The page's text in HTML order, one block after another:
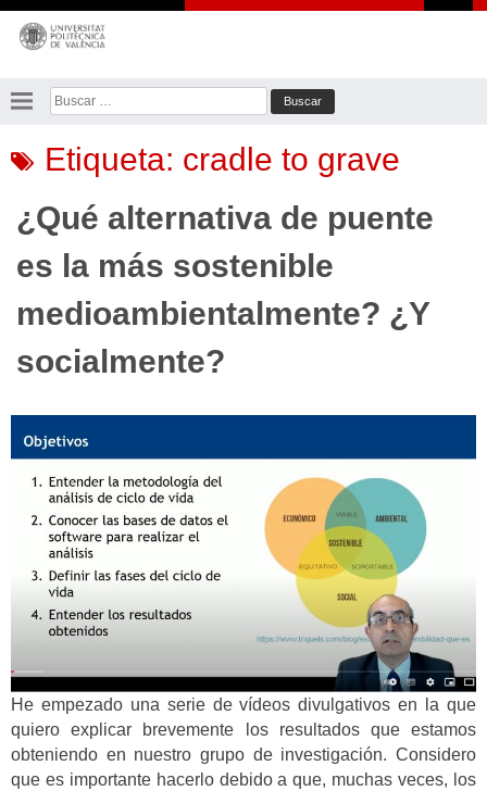
Saltar
contenido
Buscar:
Etiqueta: cradle to grave
¿Qué alternativa de puente
es la más sostenible
medioambientalmente? ¿Y
socialmente?
He empezado una serie de vídeos divulgativos en la que
quiero explicar brevemente los resultados que estamos
obteniendo en nuestro grupo de investigación. Considero
que es importante hacerlo debido a que, muchas veces, los